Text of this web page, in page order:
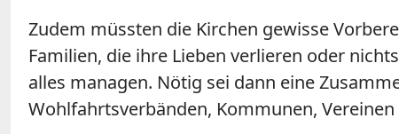
Zudem müssten die Kirchen gewisse
Familien, die ihre Lieben verlieren oder
alles managen. Nötig sei dann eine
Wohlfahrtsverbänden, Kommunen,